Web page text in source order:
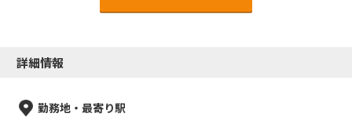
詳細情報
勤務地・最寄り駅